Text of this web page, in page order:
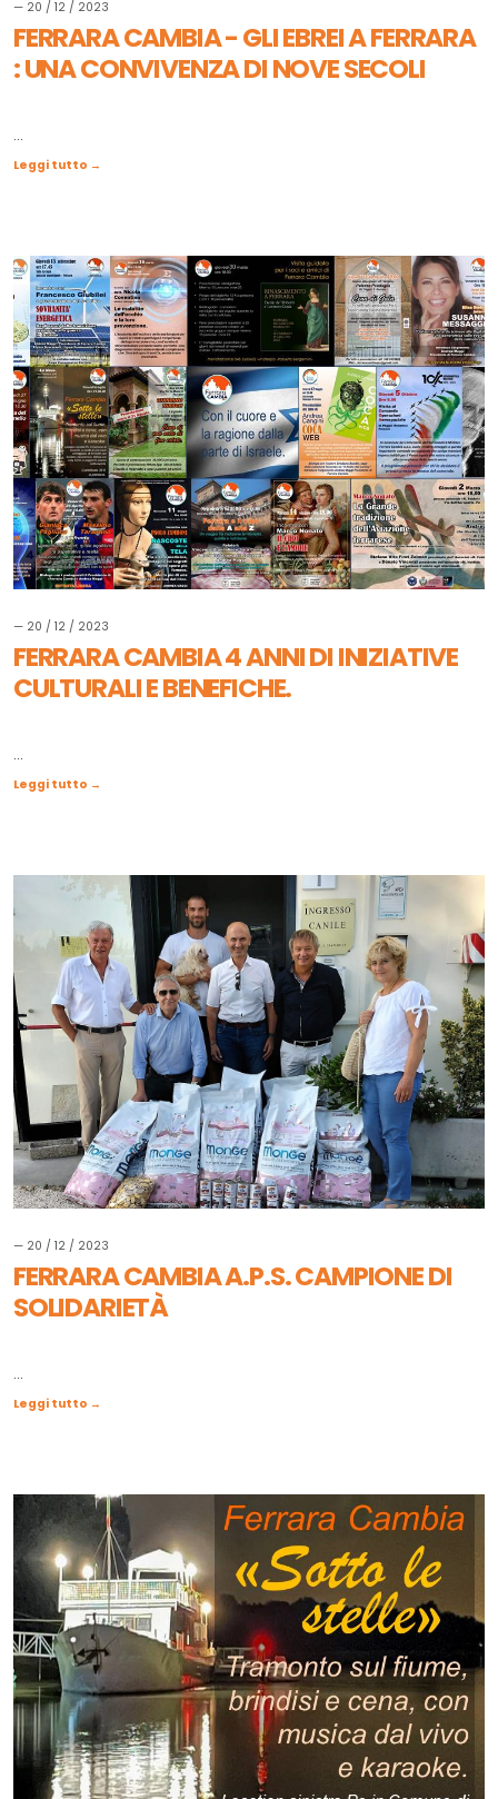
— 20 / 12 / 2023
FERRARA CAMBIA - GLI EBREI A FERRARA
: UNA CONVIVENZA DI NOVE SECOLI
...
Leggi tutto →
— 20 / 12 / 2023
FERRARA CAMBIA 4 ANNI DI INIZIATIVE
CULTURALI E BENEFICHE.
...
Leggi tutto →
— 20 / 12 / 2023
FERRARA CAMBIA A.P.S. CAMPIONE DI
SOLIDARIETÀ
...
Leggi tutto →